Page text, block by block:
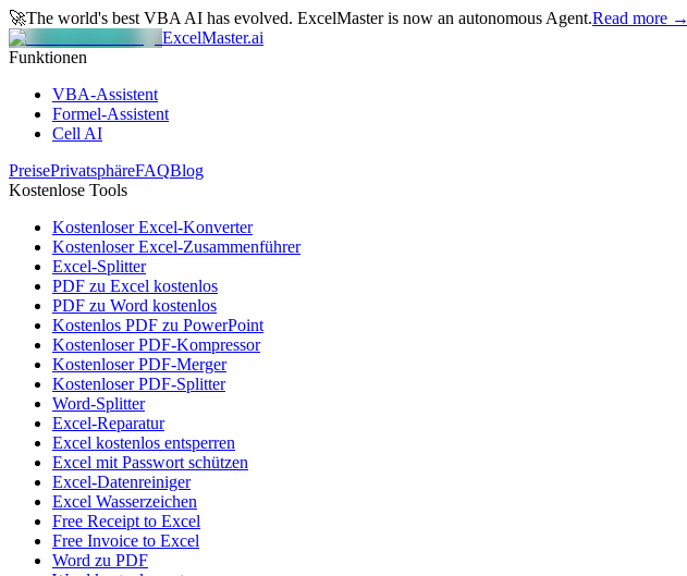
🚀The world's best VBA AI has evolved. ExcelMaster is now an autonomous Agent.Read more →
ExcelMaster.ai
Funktionen
VBA-Assistent
Formel-Assistent
Cell AI
PreisePrivatsphäreFAQBlog
Kostenlose Tools
Kostenloser Excel-Konverter
Kostenloser Excel-Zusammenführer
Excel-Splitter
PDF zu Excel kostenlos
PDF zu Word kostenlos
Kostenlos PDF zu PowerPoint
Kostenloser PDF-Kompressor
Kostenloser PDF-Merger
Kostenloser PDF-Splitter
Word-Splitter
Excel-Reparatur
Excel kostenlos entsperren
Excel mit Passwort schützen
Excel-Datenreiniger
Excel Wasserzeichen
Free Receipt to Excel
Free Invoice to Excel
Word zu PDF